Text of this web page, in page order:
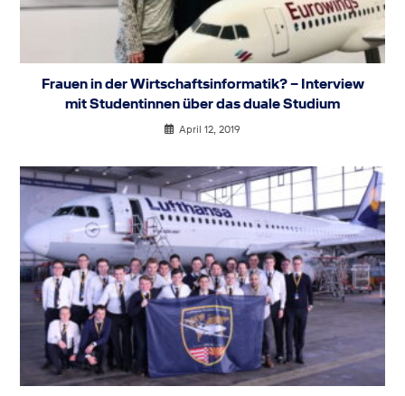
Frauen in der Wirtschaftsinformatik? – Interview
mit Studentinnen über das duale Studium
April 12, 2019